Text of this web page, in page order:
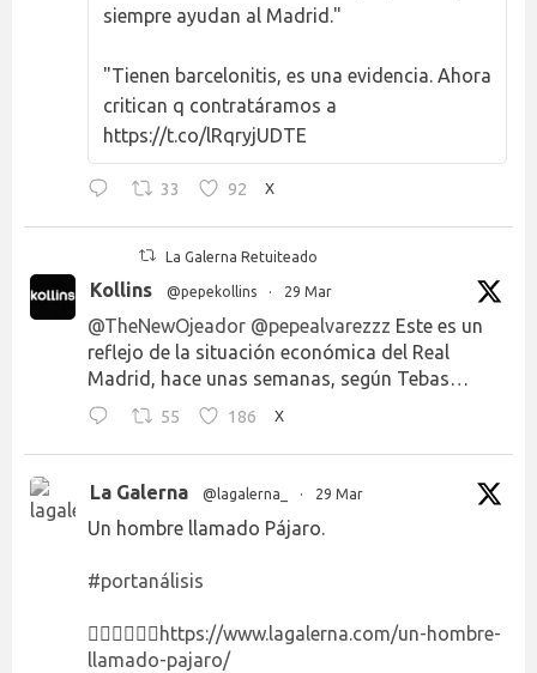
siempre ayudan al Madrid."
"Tienen barcelonitis, es una evidencia. Ahora
critican q contratáramos a
https://t.co/lRqryjUDTE
33 92 X
La Galerna Retuiteado
Kollins @pepekollins · 29 Mar
@TheNewOjeador @pepealvarezzz Este es un
reflejo de la situación económica del Real
Madrid, hace unas semanas, según Tebas…
55 186 X
La Galerna @lagalerna_ · 29 Mar
Un hombre llamado Pájaro.
#portanálisis
👉🏻👉🏻👉🏻 https://www.lagalerna.com/un-hombre-
llamado-pajaro/